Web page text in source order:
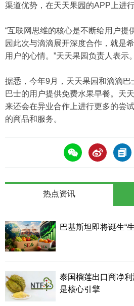
渠道优势，在天天果园的APP上进行
“互联网思维的核心是不断给用户提
园此次与滴滴展开深度合作，就是
用户的心情。”天天果园负责人表示。
据悉，今年9月，天天果园和滴滴
巴士的用户提供免费水果早餐。天
来还会在异业合作上进行更多的尝
的商品和服务。
热点资讯
巴基斯坦即将诞生“
泰国榴莲出口商净
是核心引擎